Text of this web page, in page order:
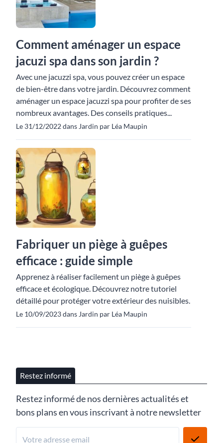
Comment aménager un espace
jacuzi spa dans son jardin ?
Avec une jacuzzi spa, vous pouvez créer un espace
de bien-être dans votre jardin. Découvrez comment
aménager un espace jacuzzi spa pour profiter de ses
nombreux avantages. Des conseils pratiques...
Le 31/12/2022 dans Jardin par Léa Maupin
Fabriquer un piège à guêpes
efficace : guide simple
Apprenez à réaliser facilement un piège à guêpes
efficace et écologique. Découvrez notre tutoriel
détaillé pour protéger votre extérieur des nuisibles.
Le 10/09/2023 dans Jardin par Léa Maupin
Restez informé
Restez informé de nos dernières actualités et
bons plans en vous inscrivant à notre newsletter